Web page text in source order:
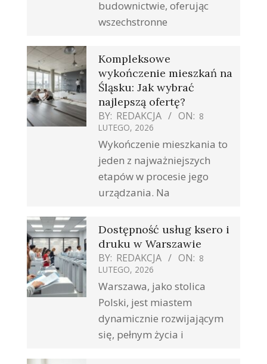
budownictwie, oferując
wszechstronne
Kompleksowe
wykończenie mieszkań na
Śląsku: Jak wybrać
najlepszą ofertę?
BY: REDAKCJA ON: 8
LUTEGO, 2026
Wykończenie mieszkania to
jeden z najważniejszych
etapów w procesie jego
urządzania. Na
Dostępność usług ksero i
druku w Warszawie
BY: REDAKCJA ON: 8
LUTEGO, 2026
Warszawa, jako stolica
Polski, jest miastem
dynamicznie rozwijającym
się, pełnym życia i